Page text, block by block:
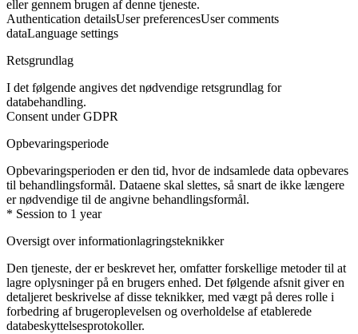
eller gennem brugen af denne tjeneste.
Authentication detailsUser preferencesUser comments
dataLanguage settings
Retsgrundlag
I det følgende angives det nødvendige retsgrundlag for
databehandling.
Consent under GDPR
Opbevaringsperiode
Opbevaringsperioden er den tid, hvor de indsamlede data opbevares
til behandlingsformål. Dataene skal slettes, så snart de ikke længere
er nødvendige til de angivne behandlingsformål.
* Session to 1 year
Oversigt over informationlagringsteknikker
Den tjeneste, der er beskrevet her, omfatter forskellige metoder til at
lagre oplysninger på en brugers enhed. Det følgende afsnit giver en
detaljeret beskrivelse af disse teknikker, med vægt på deres rolle i
forbedring af brugeroplevelsen og overholdelse af etablerede
databeskyttelsesprotokoller.